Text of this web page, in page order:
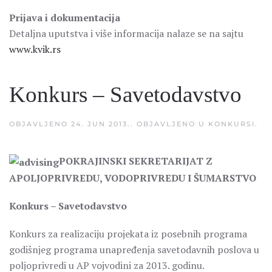
Prijava i dokumentacija
Detaljna uputstva i više informacija nalaze se na sajtu
www.kvik.rs
Konkurs – Savetodavstvo
OBJAVLJENO 24. JUN 2013. . OBJAVLJENO U KONKURSI .
POKRAJINSKI SEKRETARIJAT Z
APOLJOPRIVREDU, VODOPRIVREDU I ŠUMARSTVO
Konkurs – Savetodavstvo
Konkurs za realizaciju projekata iz posebnih programa
godišnjeg programa unapređenja savetodavnih poslova u
poljoprivredi u AP vojvodini za 2013. godinu.